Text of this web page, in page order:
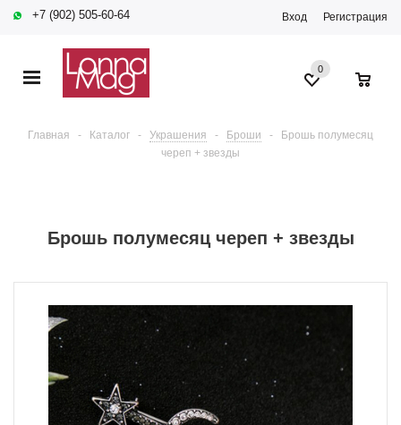
+7 (902) 505-60-64 Вход Регистрация
0
Главная - Каталог - Украшения - Броши -
Брошь полумесяц
череп + звезды
Брошь полумесяц череп + звезды